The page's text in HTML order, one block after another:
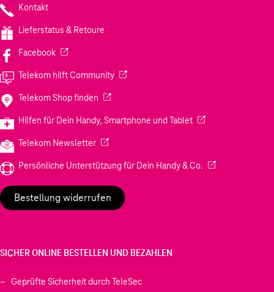
Kontakt
Lieferstatus & Retoure
Facebook(Wird in einem neuen Tab geöffnet)
Telekom hilft Community(Wird in einem neuen Tab geöffnet)
Telekom Shop finden (Wird in einem neuen Tab geöffnet)
Hilfen für Dein Handy, Smartphone und Tablet(Wird in einem
Telekom Newsletter(Wird in einem neuen Tab geöffnet)
Persönliche Unterstützung für Dein Handy & Co. (Wird in einem
Bestellung widerrufen
SICHER ONLINE BESTELLEN UND BEZAHLEN
Geprüfte Sicherheit durch TeleSec